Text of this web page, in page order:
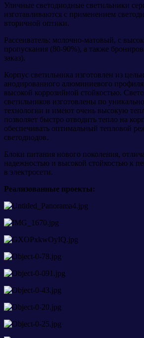
Уличные светодиодные светильники
изготавливаются с применением
вторичной оптики.
Рассеиватель: молочно-матовый, с
пропускания (80-90%), а также
заказ).
Корпус светильника изготовлен из
анодированного алюминиевого
высокой коррозийной стойкостью.
светильников изготовлены по
технологии и имеют очень высокую
позволяет быстро отводить тепло на
обеспечивать оптимальный тепловой
светодиодов.
Блоки питания нового поколения,
надежностью и высокой стойкостью к
в электросети.
Реализованные проекты: